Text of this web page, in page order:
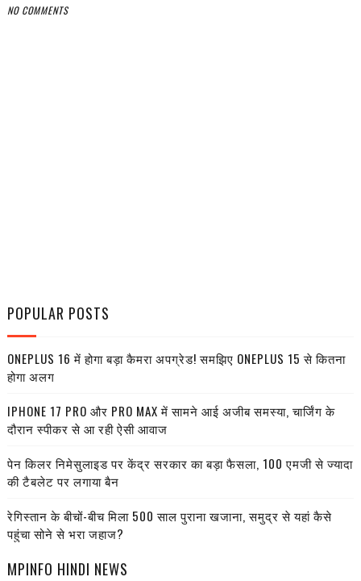
NO COMMENTS
POPULAR POSTS
ONEPLUS 16 में होगा बड़ा कैमरा अपग्रेड! समझिए ONEPLUS 15 से कितना
होगा अलग
IPHONE 17 PRO और PRO MAX में सामने आई अजीब समस्या, चार्जिंग के
दौरान स्पीकर से आ रही ऐसी आवाज
पेन किलर निमेसुलाइड पर केंद्र सरकार का बड़ा फैसला, 100 एमजी से ज्यादा
की टैबलेट पर लगाया बैन
रेगिस्तान के बीचों-बीच मिला 500 साल पुराना खजाना, समुद्र से यहां कैसे
पहुंचा सोने से भरा जहाज?
MPINFO HINDI NEWS